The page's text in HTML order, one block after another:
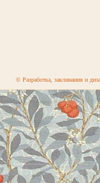
© Разработка, заклинания и